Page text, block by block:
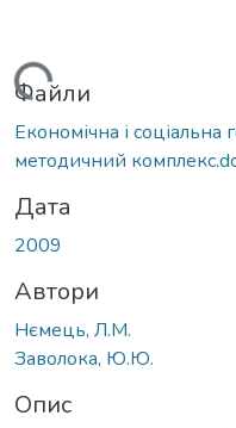
Файли
Економічна і соціальна
методичний
Дата
2009
Автори
Нємець, Л.М.
Заволока, Ю.Ю.
Опис